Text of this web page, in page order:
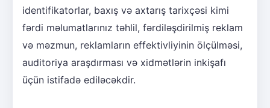
identifikatorlar, baxış və axtarış tarixçəsi kimi
fərdi məlumatlarınız təhlil, fərdiləşdirilmiş reklam
və məzmun, reklamların effektivliyinin ölçülməsi,
auditoriya araşdırması və xidmətlərin inkişafı
üçün istifadə ediləcəkdir.